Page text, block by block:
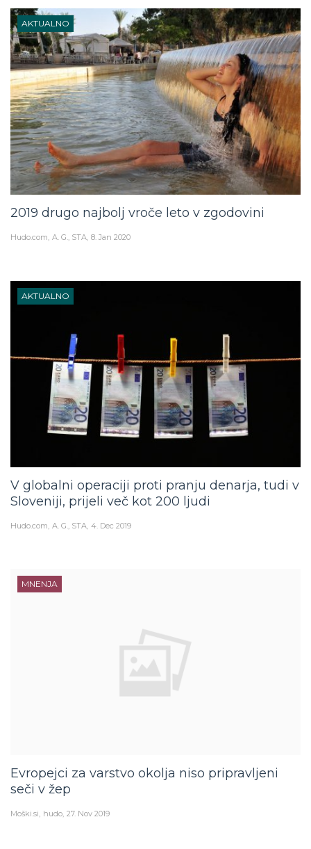
AKTUALNO
2019 drugo najbolj vroče leto v zgodovini
Hudo.com A. G., STA 8. Jan 2020
AKTUALNO
V globalni operaciji proti pranju denarja, tudi v
Sloveniji, prijeli več kot 200 ljudi
Hudo.com A. G., STA 4. Dec 2019
MNENJA
Evropejci za varstvo okolja niso pripravljeni
seči v žep
Moški.si hudo 27. Nov 2019